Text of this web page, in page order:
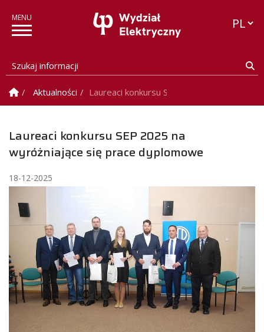
Szukaj informacji
Strona Główna
Aktualności Laureaci konkursu SEP 2025 na
Laureaci konkursu SEP 2025 na
wyróżniające się prace dyplomowe
18-12-2025